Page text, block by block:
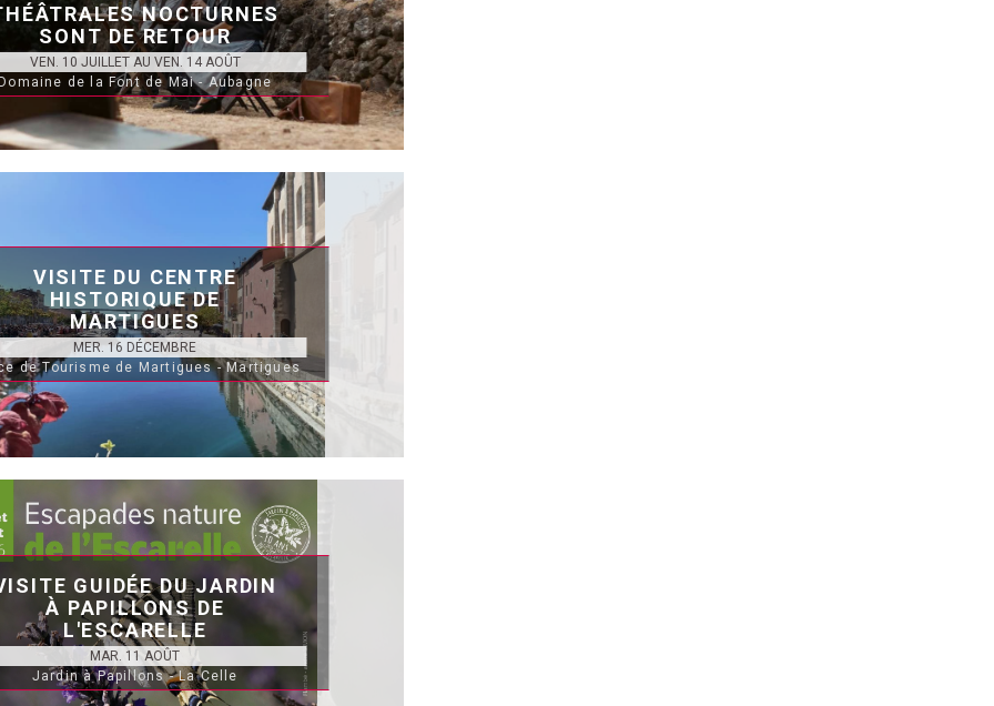
NOCTURNES
SONT DE RETOUR
VEN. 10 JUILLET AU VEN. 14 AOÛT
de la Font de Mai - Aubagne
VISITE DU CENTRE
HISTORIQUE DE
MARTIGUES
MER. 16 DÉCEMBRE
de Tourisme de Martigues - Martigues
GUIDÉE DU JARDIN
À PAPILLONS DE
L'ESCARELLE
MAR. 11 AOÛT
Jardin à Papillons - La Celle